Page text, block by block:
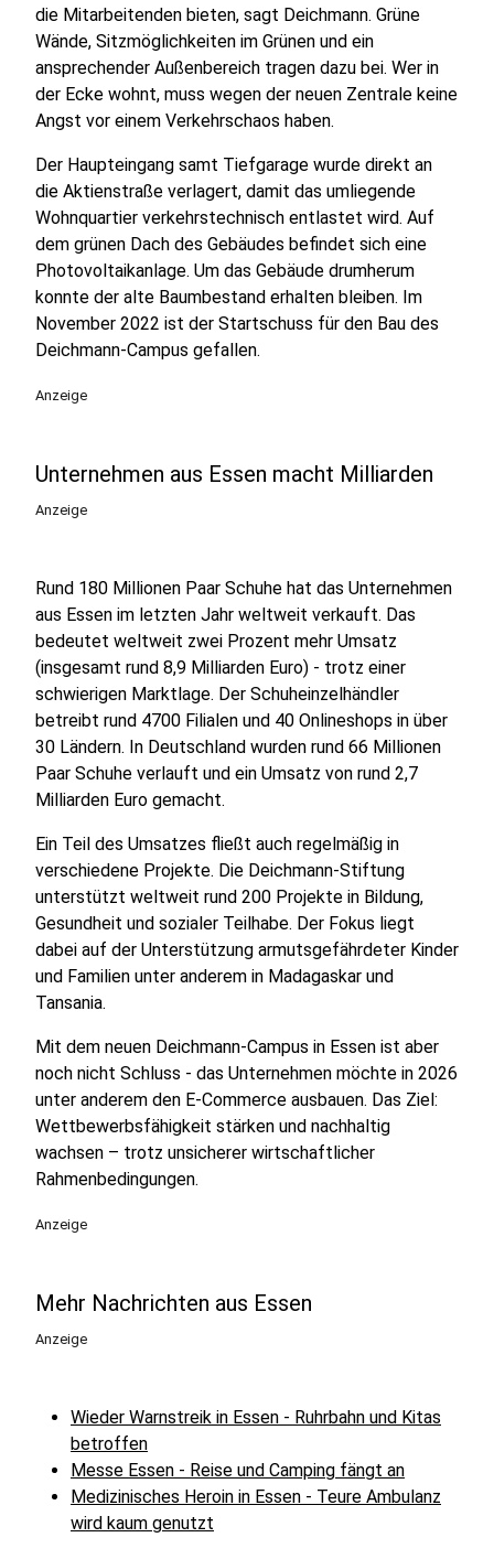
die Mitarbeitenden bieten, sagt Deichmann. Grüne
Wände, Sitzmöglichkeiten im Grünen und ein
ansprechender Außenbereich tragen dazu bei. Wer in
der Ecke wohnt, muss wegen der neuen Zentrale keine
Angst vor einem Verkehrschaos haben.
Der Haupteingang samt Tiefgarage wurde direkt an
die Aktienstraße verlagert, damit das umliegende
Wohnquartier verkehrstechnisch entlastet wird. Auf
dem grünen Dach des Gebäudes befindet sich eine
Photovoltaikanlage. Um das Gebäude drumherum
konnte der alte Baumbestand erhalten bleiben. Im
November 2022 ist der Startschuss für den Bau des
Deichmann-Campus gefallen.
Anzeige
Unternehmen aus Essen macht Milliarden
Anzeige
Rund 180 Millionen Paar Schuhe hat das Unternehmen
aus Essen im letzten Jahr weltweit verkauft. Das
bedeutet weltweit zwei Prozent mehr Umsatz
(insgesamt rund 8,9 Milliarden Euro) - trotz einer
schwierigen Marktlage. Der Schuheinzelhändler
betreibt rund 4700 Filialen und 40 Onlineshops in über
30 Ländern. In Deutschland wurden rund 66 Millionen
Paar Schuhe verlauft und ein Umsatz von rund 2,7
Milliarden Euro gemacht.
Ein Teil des Umsatzes fließt auch regelmäßig in
verschiedene Projekte. Die Deichmann-Stiftung
unterstützt weltweit rund 200 Projekte in Bildung,
Gesundheit und sozialer Teilhabe. Der Fokus liegt
dabei auf der Unterstützung armutsgefährdeter Kinder
und Familien unter anderem in Madagaskar und
Tansania.
Mit dem neuen Deichmann-Campus in Essen ist aber
noch nicht Schluss - das Unternehmen möchte in 2026
unter anderem den E-Commerce ausbauen. Das Ziel:
Wettbewerbsfähigkeit stärken und nachhaltig
wachsen – trotz unsicherer wirtschaftlicher
Rahmenbedingungen.
Anzeige
Mehr Nachrichten aus Essen
Anzeige
Wieder Warnstreik in Essen - Ruhrbahn und Kitas
betroffen
Messe Essen - Reise und Camping fängt an
Medizinisches Heroin in Essen - Teure Ambulanz
wird kaum genutzt